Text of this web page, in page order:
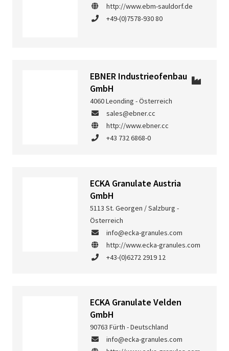
http://www.ebm-sauldorf.de
+49-(0)7578-930 80
EBNER Industrieofenbau
GmbH
4060 Leonding - Österreich
sales@ebner.cc
http://www.ebner.cc
+43 732 6868-0
ECKA Granulate Austria
GmbH
5113 St. Georgen / Salzburg -
Österreich
info@ecka-granules.com
http://www.ecka-granules.com
+43-(0)6272 2919 12
ECKA Granulate Velden
GmbH
90763 Fürth - Deutschland
info@ecka-granules.com